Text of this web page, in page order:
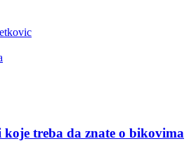
treba da znate o bikovima